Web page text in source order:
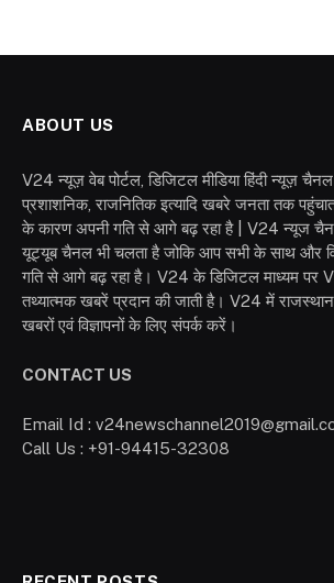
ABOUT US
V24 न्यूज़ वेब पोर्टल, डिजिटल मीडिया हिंदी न्यूज़
प्रशाशनिक, राजनितिक इत्यादि खबरे जनता तक
के कारण अपनी गति से आगे बढ़ रहा है | V24 न्यूज चैनल
यूट्यूब चैनल भी चलता है जोकि आप सभी के साथ और
गति से आगे बढ़ रहा है। V24 के डिजिटल माध्यम पर
तथ्यात्मक खबरें प्रदान की जाती है। V24 में
खबरों एवं विज्ञापनों के लिए संपर्क करें।
CONTACT US
Email Id :
Call Us : +91-94415-32308